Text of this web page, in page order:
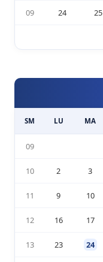
09 24 25
SM LU MA
09
10 2 3
11 9 10
12 16 17
13 23 24